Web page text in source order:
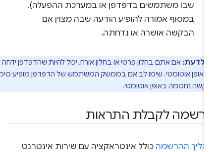
שבו משתמשים בדפדפן או במערכת ההפעלה).
במסוף אמורה להופיע הודעה שבה מצוין אם
הבקשה אושרה או נדחתה.
לדעת:אם אתם בחלון פרטי או בחלון אורח, יכול להיות שהדפדפן ידחה את
אוטומטי. שימו לב אם בממשק המשתמש של הדפדפן מופיע סימן
נחסמה באופן אוטומטי.
לקבלת התראות
ההרשמהכולל אינטראקציה עם שירות אינטרנט